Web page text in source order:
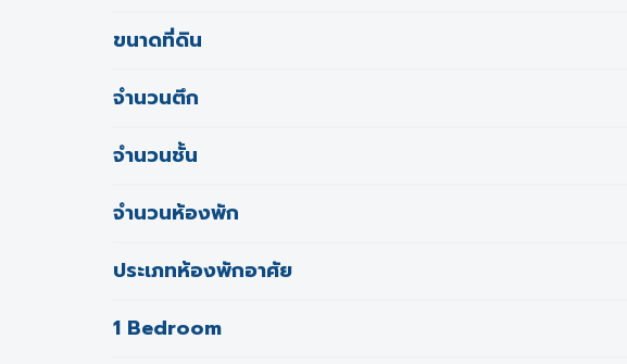
ขนาดที่ดิน
จำนวนตึก
จำนวนชั้น
จำนวนห้องพัก
ประเภทห้องพักอาศัย
1 Bedroom